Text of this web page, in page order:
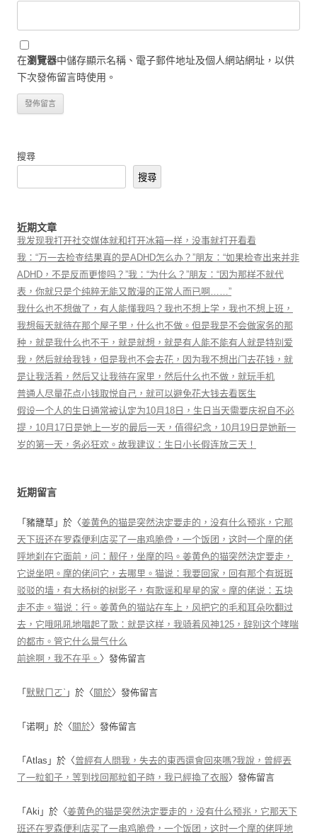
在瀏覽器中儲存顯示名稱、電子郵件地址及個人網站網址，以供
下次發佈留言時使用。
搜尋
搜尋
近期文章
我发现我打开社交媒体就和打开冰箱一样，没事就打开看看
我：“万一去检查结果真的是ADHD怎么办？”朋友：“如果检查出来并非
ADHD，不是反而更惨吗？”我：“为什么？”朋友：“因为那样不就代
表，你就只是个纯粹无能又散漫的正常人而已啊……”
我什么也不想做了，有人能懂我吗？我也不想上学，我也不想上班，
我想每天就待在那个屋子里，什么也不做。但是我是不会做家务的那
种，就是我什么也不干，就是就想，就是有人能不能有人就是特别爱
我，然后就给我钱，但是我也不会去花，因为我不想出门去花钱，就
是让我活着，然后又让我待在家里，然后什么也不做，就玩手机
普通人尽量花点小钱取悦自己，就可以避免花大钱去看医生
假设一个人的生日通常被认定为10月18日，生日当天需要庆祝自不必
提，10月17日是她上一岁的最后一天，值得纪念，10月19日是她新一
岁的第一天，务必狂欢。故我建议：生日小长假连放三天！
近期留言
「 豬籠草 」於〈姜黄色的猫是突然決定要走的，没有什么预兆，它那
天下班还在罗森便利店买了一串鸡脆骨，一个饭团，这时一个摩的佬
呼地刹在它面前，问：靓仔，坐摩的吗。姜黄色的猫突然決定要走，
它说坐吧。摩的佬问它，去哪里。猫说：我要回家，回有那个有斑斑
驳驳的墙，有大杨树的树影子，有歌谣和星星的家。摩的佬说：五块
走不走。猫说：行。姜黄色的猫站在车上，风把它的毛和耳朵吹翻过
去，它哦吼吼地唱起了歌：就是这样，我骑着风神125，辞别这个哮喘
的都市。管它什么景气什么
前途啊，我不在乎。 〉發佈留言
「 默默ㄇㄛˋ 」於〈 關於〉發佈留言
「 诺啊 」於〈 關於〉發佈留言
「 Atlas 」於〈曾經有人問我，失去的東西還會回來嗎?我說，曾經丟
了一粒釦子，等到找回那粒釦子時，我已經換了衣服〉發佈留言
「 Aki 」於〈姜黄色的猫是突然決定要走的，没有什么预兆，它那天下
班还在罗森便利店买了一串鸡脆骨，一个饭团，这时一个摩的佬呼地